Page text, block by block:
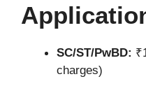
SC/ST/PwBD:
charges)